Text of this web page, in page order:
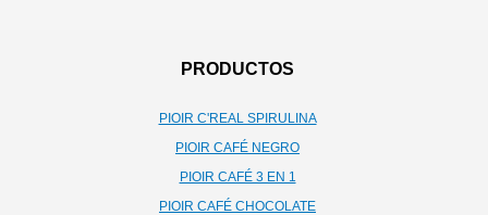
PRODUCTOS
PIOIR C'REAL SPIRULINA
PIOIR CAFÉ NEGRO
PIOIR CAFÉ 3 EN 1
PIOIR CAFÉ CHOCOLATE